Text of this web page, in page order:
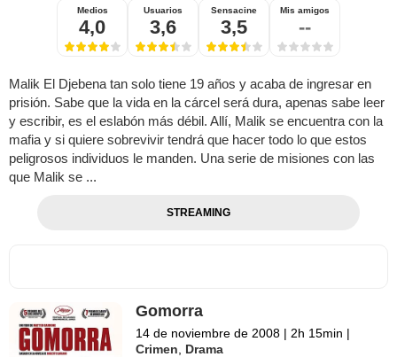
Medios
4,0
Usuarios
3,6
Sensacine
3,5
Mis amigos
--
Malik El Djebena tan solo tiene 19 años y acaba de ingresar en
prisión. Sabe que la vida en la cárcel será dura, apenas sabe leer
y escribir, es el eslabón más débil. Allí, Malik se encuentra con la
mafia y si quiere sobrevivir tendrá que hacer todo lo que estos
peligrosos individuos le manden. Una serie de misiones con las
que Malik se ...
STREAMING
Gomorra
14 de noviembre de 2008 | 2h 15min |
Crimen
Drama